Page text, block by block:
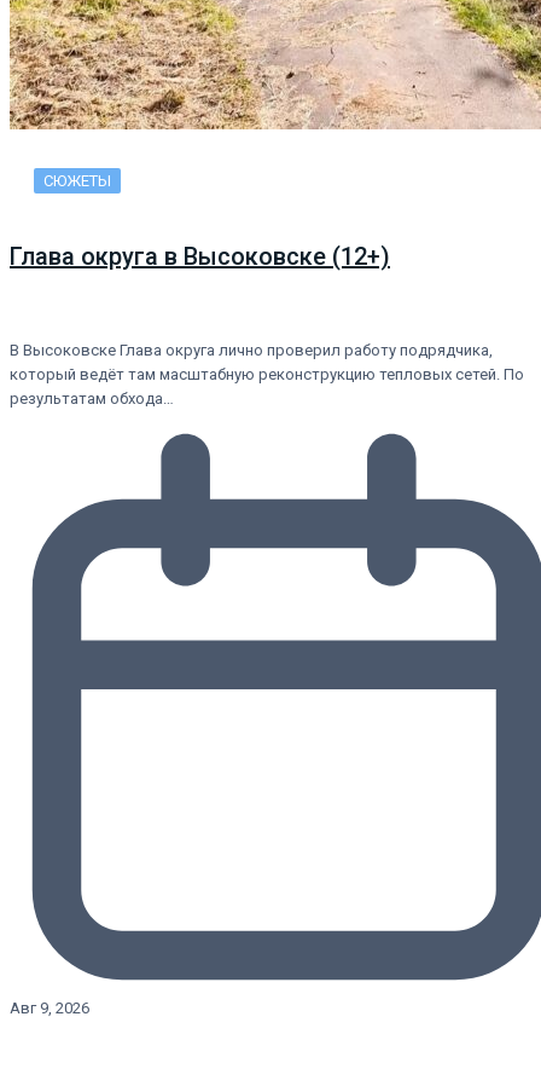
СЮЖЕТЫ
Глава округа в Высоковске (12+)
В Высоковске Глава округа лично проверил работу подрядчика,
который ведёт там масштабную реконструкцию тепловых сетей. По
результатам обхода…
Авг 9, 2026